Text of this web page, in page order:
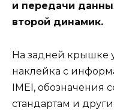
и передачи
второй динамик.
На задней крышке
наклейка с
IMEI, обозначения
стандартам и